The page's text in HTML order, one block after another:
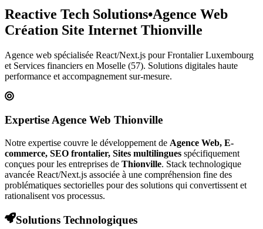
Reactive Tech Solutions•Agence Web
Création Site Internet Thionville
Agence web spécialisée React/Next.js pourFrontalier Luxembourg
et Services financiers en Moselle (57). Solutions digitales haute
performance et accompagnement sur-mesure.
Expertise Agence Web Thionville
Notre expertise couvre le développement de Agence Web, E-
commerce, SEO frontalier, Sites multilingues spécifiquement
conçues pour les entreprises de Thionville. Stack technologique
avancée React/Next.js associée à une compréhension fine des
problématiques sectorielles pour des solutions qui convertissent et
rationalisent vos processus.
Solutions Technologiques